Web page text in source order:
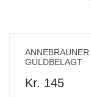
GULDBELAGT
Kr. 145